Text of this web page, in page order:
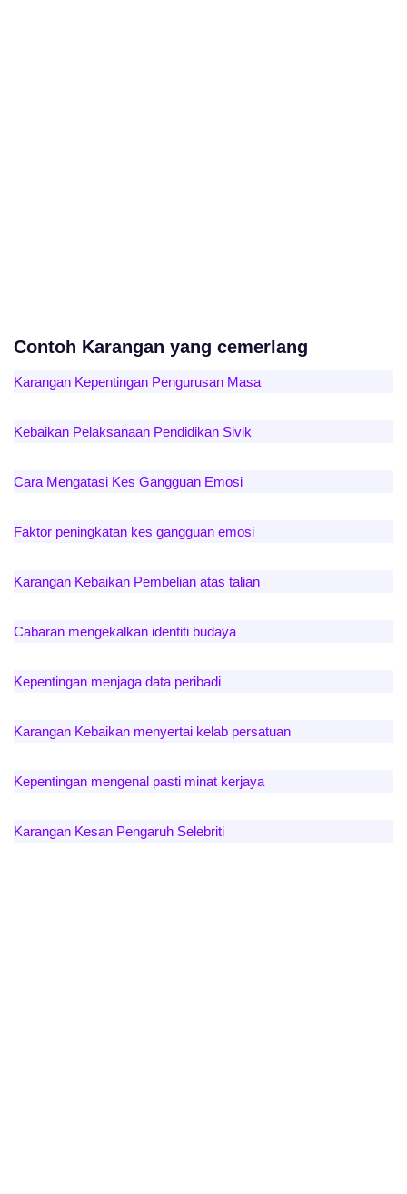
Contoh Karangan yang cemerlang
Karangan Kepentingan Pengurusan Masa
Kebaikan Pelaksanaan Pendidikan Sivik
Cara Mengatasi Kes Gangguan Emosi
Faktor peningkatan kes gangguan emosi
Karangan Kebaikan Pembelian atas talian
Cabaran mengekalkan identiti budaya
Kepentingan menjaga data peribadi
Karangan Kebaikan menyertai kelab persatuan
Kepentingan mengenal pasti minat kerjaya
Karangan Kesan Pengaruh Selebriti